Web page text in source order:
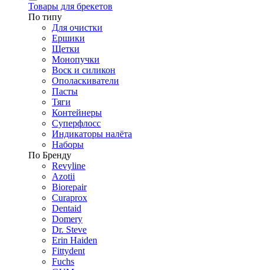
Товары для брекетов
По типу
Для очистки
Ершики
Щетки
Монопучки
Воск и силикон
Ополаскиватели
Пасты
Тяги
Контейнеры
Суперфлосс
Индикаторы налёта
Наборы
По Бренду
Revyline
Azotii
Biorepair
Curaprox
Dentaid
Domery
Dr. Steve
Erin Haiden
Fittydent
Fuchs